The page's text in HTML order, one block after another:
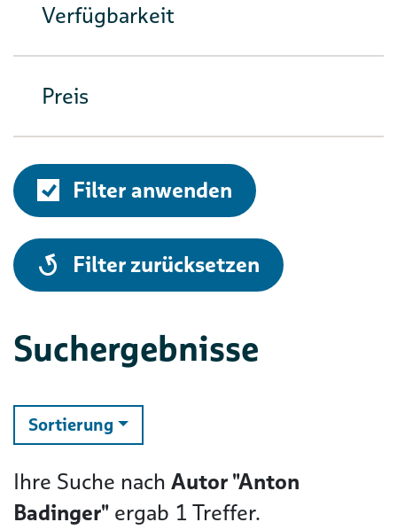
Verfügbarkeit
Preis
Filter anwenden
alle
Filter zurücksetzen
Suchergebnisse
Sortierung ändern
Ihre Suche nach Autor "Anton
Badinger" ergab 1 Treffer.